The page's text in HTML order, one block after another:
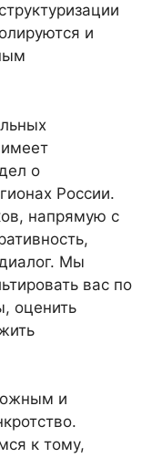
и
о
России.
напрямую с
Мы
вас по
оценить
и
к тому,